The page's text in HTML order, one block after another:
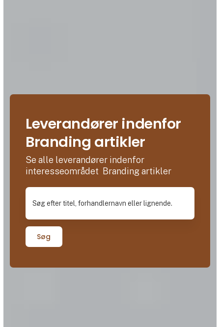
Leverandører indenfor
Branding artikler
Se alle leverandører indenfor
interesseområdet Branding artikler
Søg efter titel, forhandlernavn eller lignende.
Søg